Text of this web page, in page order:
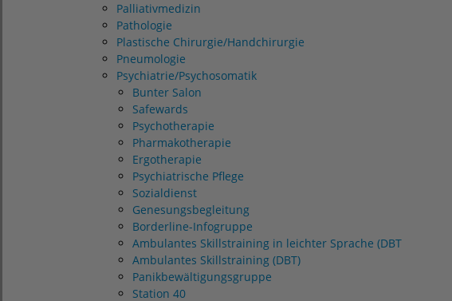
Palliativmedizin
Pathologie
Plastische Chirurgie/Handchirurgie
Pneumologie
Psychiatrie/Psychosomatik
Bunter Salon
Safewards
Psychotherapie
Pharmakotherapie
Ergotherapie
Psychiatrische Pflege
Sozialdienst
Genesungsbegleitung
Borderline-Infogruppe
Ambulantes Skillstraining in leichter Sprache (DBT
Ambulantes Skillstraining (DBT)
Panikbewältigungsgruppe
Station 40